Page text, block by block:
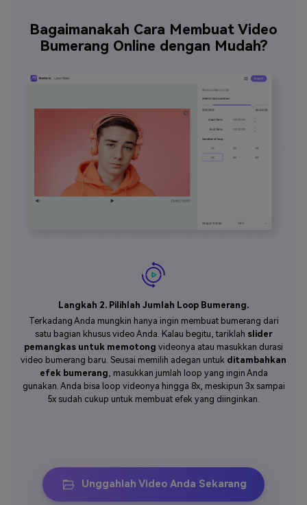
Bagaimanakah Cara Membuat Video
Bumerang Online dengan Mudah?
Langkah 3. Tinjau Kembali dan Download.
Kini periksa kembali video bumerang Anda yang sudah di-loop
dan tambahkan lebih banyak loop jika dibutuhkan. Seusai
meninjaunya, ketukEksporuntuk mengubah video menjadi
bumerang dengan tidak kehilangan kualitas. Itulah cara membuat
video bumerang online dengan cepat dan mudah.
Tips Pro
: Benarkah Anda ingin mematikan suara, mempercepat,
Selain itu, Anda juga memiliki kemampuan untukmerekam
dan
mengedit video bumerang baru untuk Instagram denganarea